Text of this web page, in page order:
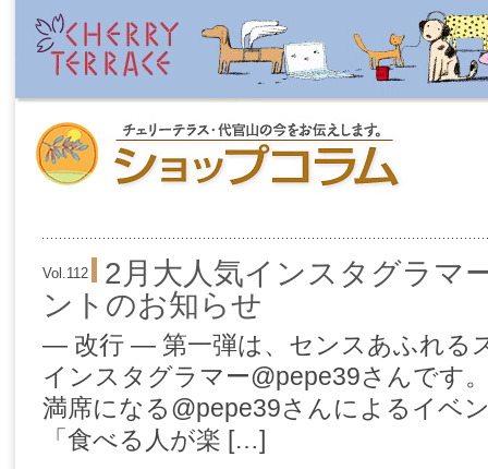
Vol.112
2月大人気インスタグラマ
ントのお知らせ
— 改行 — 第一弾は、センスあふれる
インスタグラマー@pepe39さんです
満席になる@pepe39さんによるイベ
「食べる人が楽 […]